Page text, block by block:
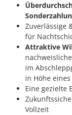
Zuverlässige
für
Attraktive
im
in Höhe
Eine gezielte
Vollzeit